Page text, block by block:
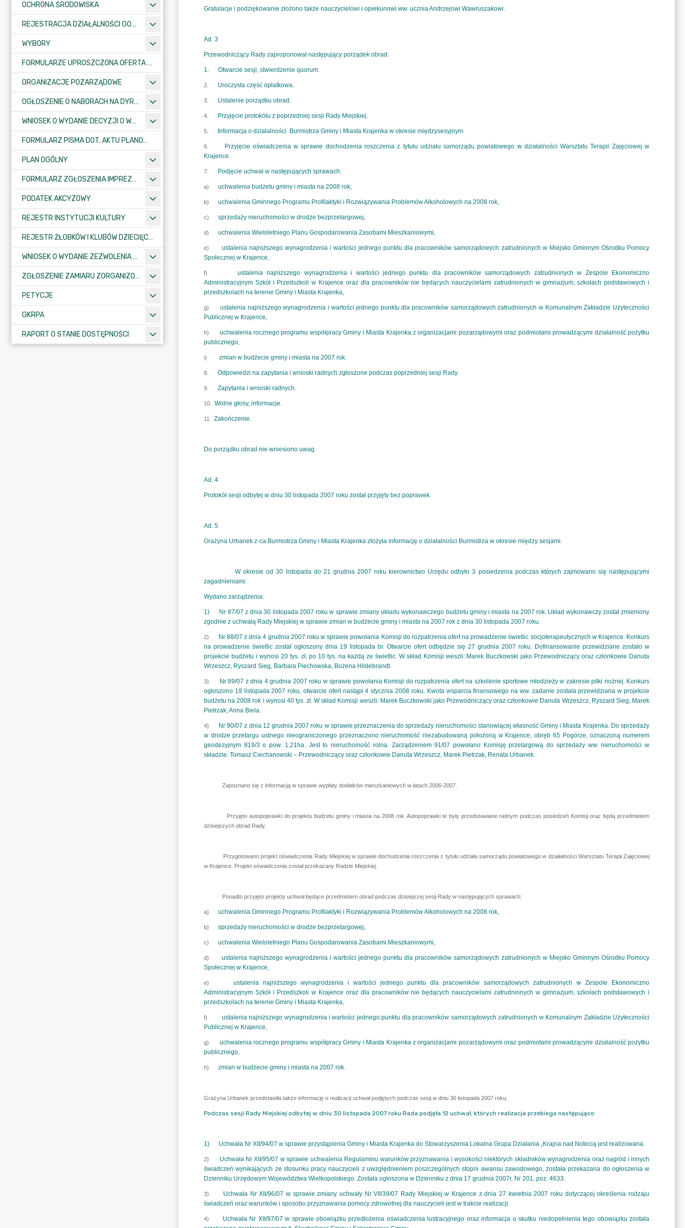
OCHRONA ŚRODOWISKA
REJESTRACJA DZIAŁALNOŚCI GOSPODARCZEJ
WYBORY
FORMULARZE UPROSZCZONA OFERTA WYKONANIA ZADANIA PUBLICZNEGO
ORGANIZACJE POZARZĄDOWE
OGŁOSZENIE O NABORACH NA DYREKTORÓW PLACÓWEK OŚWIATOWYCH
WNIOSEK O WYDANIE DECYZJI O WARUNKACH ZABUDOWY/O USTALENIE INWESTYCJI CELU PUBLICZNEGO
FORMULARZ PISMA DOT. AKTU PLANOWANIA PRZESTRZENNEGO
PLAN OGÓLNY
FORMULARZ ZGŁOSZENIA IMPREZY SPORTOWO-REKREACYJNEJ, ARTYSTYCZNEJ LUB ROZRYWKOWEJ
PODATEK AKCYZOWY
REJESTR INSTYTUCJI KULTURY
REJESTR ŻŁOBKÓW I KLUBÓW DZIECIĘCYCH
WNIOSEK O WYDANIE ZEZWOLENIA NA ZAJĘCIE PASA DROGOWEGO
ZGŁOSZENIE ZAMIARU ZORGANIZOWANIA ZGROMADZENIA
PETYCJE
GKRPA
RAPORT O STANIE DOSTĘPNOŚCI